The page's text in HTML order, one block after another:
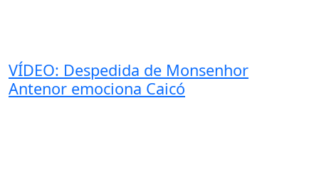
VÍDEO: Despedida de Monsenhor
Antenor emociona Caicó